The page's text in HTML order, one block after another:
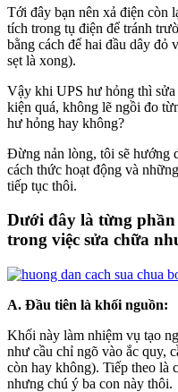
Tới đây bạn nên xả điện còn
tích trong tụ điện để tránh
bằng cách để hai đầu dây đỏ
sẹt là xong).
Vậy khi UPS hư hỏng thì
kiện quá, không lẽ ngồi đo
hư hỏng hay không?
Đừng nản lòng, tôi sẽ hướng
cách thức hoạt động và
tiếp tục thôi.
Dưới đây là từng
trong việc sửa chữa
A. Đầu tiên là khối nguồn:
Khối này làm nhiệm vụ tạo
như cầu chỉ ngõ vào ắc quy,
còn hay không). Tiếp theo là
nhưng chú ý ba con này thôi.